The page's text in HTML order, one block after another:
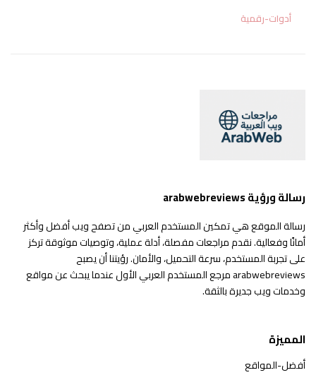
أدوات-رقمية
رسالة ورؤية arabwebreviews
رسالة الموقع هي تمكين المستخدم العربي من تصفح ويب أفضل وأكثر
أمانًا وفعالية. نقدم مراجعات مفصلة، أدلة عملية، وتوصيات موثوقة تركز
على تجربة المستخدم، سرعة التحميل، والأمان. رؤيتنا أن يصبح
arabwebreviews مرجع المستخدم العربي الأول عندما يبحث عن مواقع
وخدمات ويب جديرة بالثقة.
المميزة
أفضل-المواقع